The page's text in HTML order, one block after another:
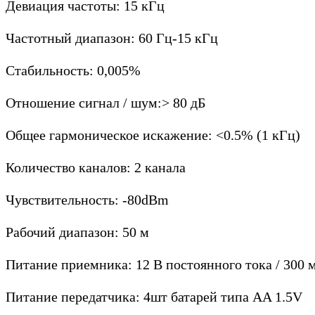
Девиация частоты: 15 кГц
Частотный диапазон: 60 Гц-15 кГц
Стабильность: 0,005%
Отношение сигнал / шум:> 80 дБ
Общее гармоническое искажение: <0.5% (1 кГц)
Количество каналов: 2 канала
Чувствительность: -80dBm
Рабочий диапазон: 50 м
Питание приемника: 12 В постоянного тока / 300
Питание передатчика: 4шт батарей типа AA 1.5V